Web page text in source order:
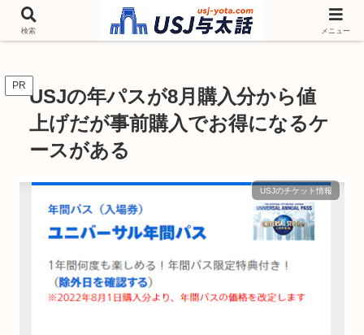
チケットやシーズンイベント ニンテンドーワールド アトラクションなどユニ
バを歩いて情報収集しています
PR USJの年パスが8月購入分から値
上げだが事前購入でお得になるケ
ースがある
USJのチケット情報
検索 メニュー